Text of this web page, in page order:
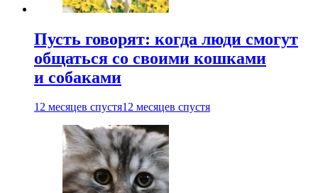
Пусть говорят: когда люди смогут
общаться со своими кошками
и собаками
12 месяцев спустя12 месяцев спустя